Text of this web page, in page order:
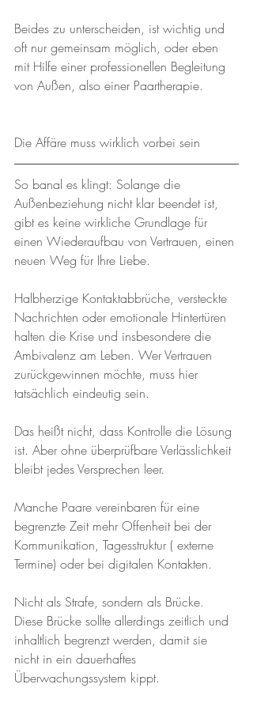
Beides zu unterscheiden, ist wichtig und
oft nur gemeinsam möglich, oder eben
mit Hilfe einer professionellen Begleitung
von Außen, also einer Paartherapie.
Die Affäre muss wirklich vorbei sein
So banal es klingt: Solange die
Außenbeziehung nicht klar beendet ist,
gibt es keine wirkliche Grundlage für
einen Wiederaufbau von Vertrauen, einen
neuen Weg für Ihre Liebe.
Halbherzige Kontaktabbrüche, versteckte
Nachrichten oder emotionale Hintertüren
halten die Krise und insbesondere die
Ambivalenz am Leben. Wer Vertrauen
zurückgewinnen möchte, muss hier
tatsächlich eindeutig sein.
Das heißt nicht, dass Kontrolle die Lösung
ist. Aber ohne überprüfbare Verlässlichkeit
bleibt jedes Versprechen leer.
Manche Paare vereinbaren für eine
begrenzte Zeit mehr Offenheit bei der
Kommunikation, Tagesstruktur ( externe
Termine) oder bei digitalen Kontakten.
Nicht als Strafe, sondern als Brücke.
Diese Brücke sollte allerdings zeitlich und
inhaltlich begrenzt werden, damit sie
nicht in ein dauerhaftes
Überwachungssystem kippt.